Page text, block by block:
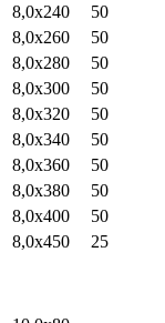
8,0х240
50
8,0х260
50
8,0х280
50
8,0х300
50
8,0х320
50
8,0х340
50
8,0х360
50
8,0х380
50
8,0х400
50
8,0х450
25